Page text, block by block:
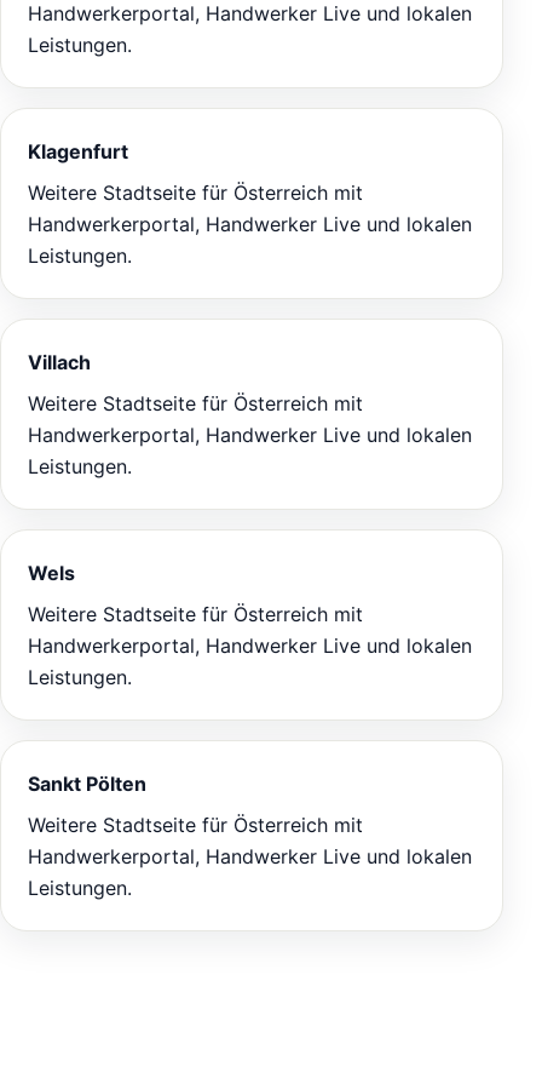
Handwerkerportal, Handwerker Live und lokalen
Leistungen.
Klagenfurt
Weitere Stadtseite für Österreich mit
Handwerkerportal, Handwerker Live und lokalen
Leistungen.
Villach
Weitere Stadtseite für Österreich mit
Handwerkerportal, Handwerker Live und lokalen
Leistungen.
Wels
Weitere Stadtseite für Österreich mit
Handwerkerportal, Handwerker Live und lokalen
Leistungen.
Sankt Pölten
Weitere Stadtseite für Österreich mit
Handwerkerportal, Handwerker Live und lokalen
Leistungen.